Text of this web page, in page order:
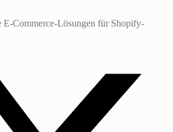
Commerce-Lösungen für Shopify-